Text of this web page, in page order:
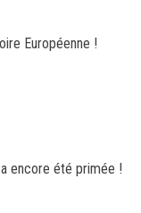
Européenne !
encore été primée !